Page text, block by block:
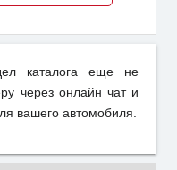
каталога еще не
через онлайн чат и
вашего автомобиля.